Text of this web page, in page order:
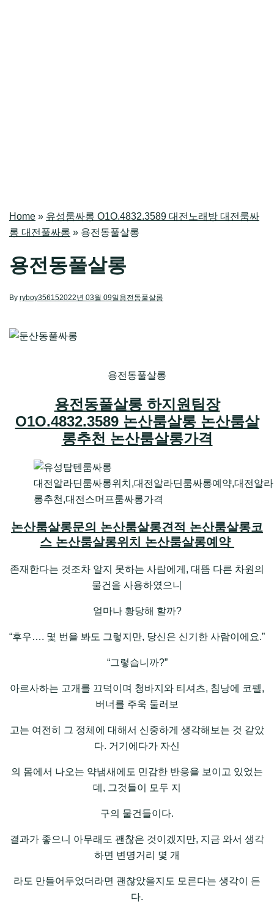
Home » 유성룸싸롱 O1O.4832.3589 대전노래방 대전룸싸
롱 대전풀싸롱 » 용전동풀살롱
용전동풀살롱
By ryboy356152022년 03월 09일 용전동풀살롱
용전동풀살롱
용전동풀살롱 하지원팀장
O1O.4832.3589 논산룸살롱 논산룸살
롱추천 논산룸살롱가격
대전알라딘룸싸롱위치,대전알라딘룸싸롱예약,대전알
롱추천,대전스머프룸싸롱가격
논산룸살롱문의 논산룸살롱견적 논산룸살롱코
스 논산룸살롱위치 논산룸살롱예약
존재한다는 것조차 알지 못하는 사람에게, 대뜸 다른 차원의
물건을 사용하였으니
얼마나 황당해 할까?
“후우…. 몇 번을 봐도 그렇지만, 당신은 신기한 사람이에요.”
“그렇습니까?”
아르사하는 고개를 끄덕이며 청바지와 티셔츠, 침낭에 코펠,
버너를 주욱 둘러보
고는 여전히 그 정체에 대해서 신중하게 생각해보는 것 같았
다. 거기에다가 자신
의 몸에서 나오는 약냄새에도 민감한 반응을 보이고 있었는
데, 그것들이 모두 지
구의 물건들이다.
결과가 좋으니 아무래도 괜찮은 것이겠지만, 지금 와서 생각
하면 변명거리 몇 개
라도 만들어두었더라면 괜찮았을지도 모른다는 생각이 든
다.